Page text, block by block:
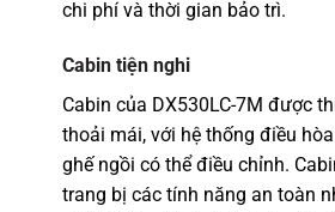
chi phí và thời gian bảo trì.
Cabin tiện nghi
Cabin của DX530LC-7M được
thoải mái, với hệ thống điều
ghế ngồi có thể điều chỉnh.
trang bị các tính năng an toàn